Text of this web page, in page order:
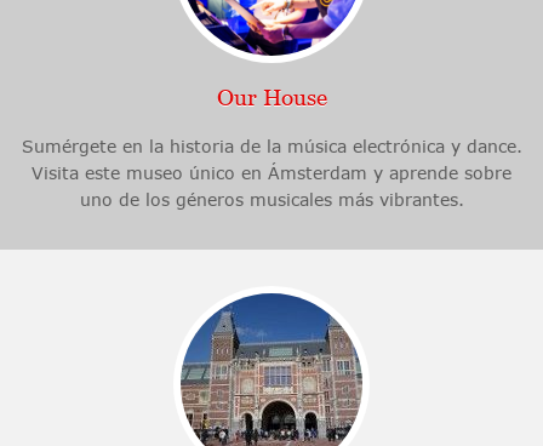
Our House
Sumérgete en la historia de la música electrónica y dance.
Visita este museo único en Ámsterdam y aprende sobre
uno de los géneros musicales más vibrantes.